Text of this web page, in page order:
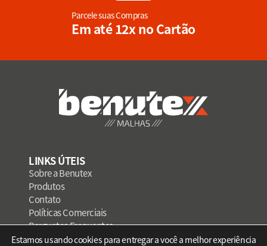
Parcele suas Compras
Em até 12x no Cartão
LINKS ÚTEIS
Sobre a Benutex
Produtos
Contato
Políticas Comerciais
Perguntas Frequentes
Privacidade e Proteção de Dados
Estamos usando cookies para entregar a você a melhor experiência